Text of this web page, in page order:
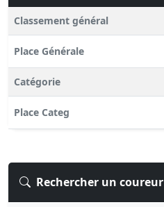
Classement général
Place Générale
Catégorie
Place Categ
Rechercher un coureur